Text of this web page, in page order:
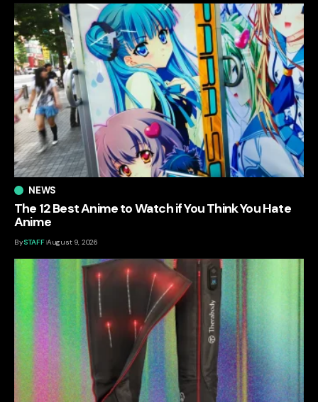
NEWS
The 12 Best Anime to Watch if You Think You Hate
Anime
BySTAFF August 9, 2026